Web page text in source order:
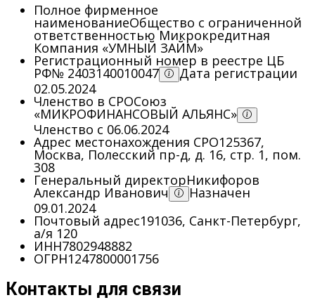
Полное фирменное
наименованиеОбщество с ограниченной
ответственностью Микрокредитная
Компания «УМНЫЙ ЗАЙМ»
Регистрационный номер в реестре ЦБ
РФ№ 2403140010047
Дата регистрации
02.05.2024
Членство в СРОСоюз
«МИКРОФИНАНСОВЫЙ АЛЬЯНС»
Членство с 06.06.2024
Адрес местонахождения СРО125367,
Москва, Полесский пр-д, д. 16, стр. 1, пом.
308
Генеральный директорНикифоров
Александр Иванович
Назначен
09.01.2024
Почтовый адрес191036, Санкт-Петербург,
а/я 120
ИНН7802948882
ОГРН1247800001756
Контакты для связи